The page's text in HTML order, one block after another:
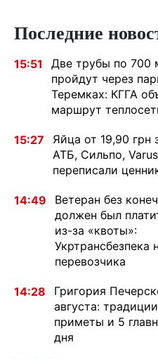
Последние
15:51
Две трубы по 700
пройдут через
Теремках: КГГА
маршрут
15:27
Яйца от 19,90 грн
АТБ, Сильпо,
переписали
14:49
Ветеран без
должен был
из-за «квоты»:
Укртрансбезпека
перевозчика
14:28
Григория
августа:
приметы и 5
дня